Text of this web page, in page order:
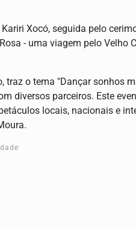
Xocó, seguida pelo
- uma viagem pelo Velho
traz o tema "Dançar sonhos
diversos parceiros. Este
locais, nacionais e